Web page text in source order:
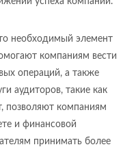
необходимый элемент
компаниям вести
операций, а также
аудиторов, такие как
позволяют компаниям
и финансовой
принимать более